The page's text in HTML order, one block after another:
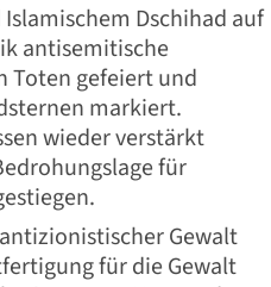
Dschihad auf
antisemitische
Toten gefeiert und
markiert.
wieder verstärkt
für
Gewalt
für die Gewalt